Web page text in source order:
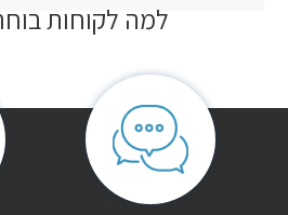
אין עדיין חוות דעת.
היה הראשון לכתוב סקירה “מיטת מתכת
האימייל לא יוצג באתר.
שדות החובה מסומנים
למה לקוחות